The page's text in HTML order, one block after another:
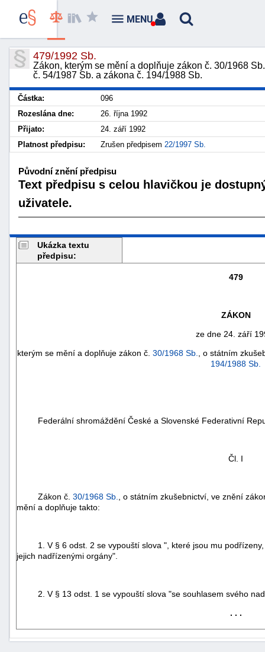
479/1992 Sb.
Zákon, kterým se mění a doplňuje zákon č. 30/1968
č. 54/1987 Sb. a zákona č. 194/1988 Sb.
Částka:
096
Rozeslána dne:
26. října 1992
Přijato:
24. září 1992
Platnost předpisu:
Zrušen předpisem 22/1997 Sb.
Původní znění předpisu
Text předpisu s celou hlavičkou je
uživatele.
Ukázka textu
předpisu:
479
ZÁKON
ze dne 24. září
kterým se mění a doplňuje zákon č. 30/1968 Sb.
, o státním
194/1988 Sb.
Federální shromáždění České a Slovenské Federativní
Čl. I
Zákon č. 30/1968 Sb.
, o státním zkušebnictví, ve znění
mění a doplňuje takto:
1. V § 6 odst. 2 se vypouští slova ", které jsou mu
jejich nadřízenými orgány".
2. V § 13 odst. 1 se vypouští slova "se souhlasem svého
. . .
MENU